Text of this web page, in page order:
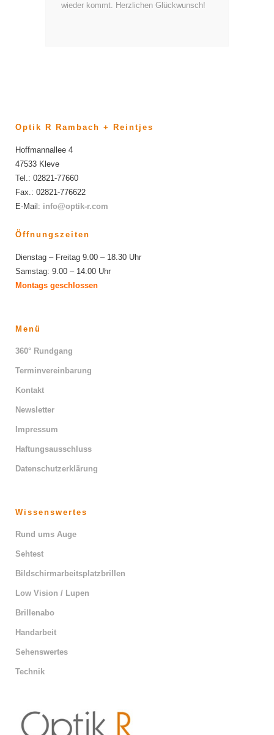
wieder kommt. Herzlichen Glückwunsch!
Optik R Rambach + Reintjes
Hoffmannallee 4
47533 Kleve
Tel.: 02821-77660
Fax.: 02821-776622
E-Mail: info@optik-r.com
Öffnungszeiten
Dienstag – Freitag 9.00 – 18.30 Uhr
Samstag: 9.00 – 14.00 Uhr
Montags geschlossen
Menü
360° Rundgang
Terminvereinbarung
Kontakt
Newsletter
Impressum
Haftungsausschluss
Datenschutzerklärung
Wissenswertes
Rund ums Auge
Sehtest
Bildschirmarbeitsplatzbrillen
Low Vision / Lupen
Brillenabo
Handarbeit
Sehenswertes
Technik